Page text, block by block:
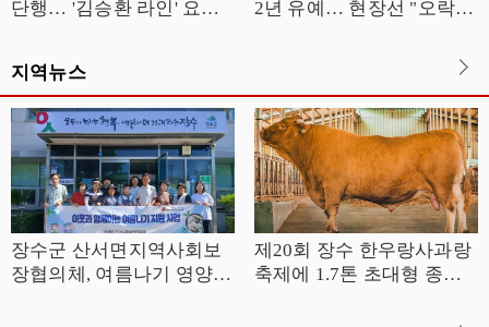
단행… '김승환 라인' 요직
2년 유예… 현장선 "오락가
지역뉴스
장수군 산서면지역사회보
장협의체, 여름나기 영양식
제20회 장수 한우랑사과랑
축제에 1.7톤 초대형 종모